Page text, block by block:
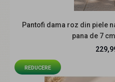
naturala, Made in
Sunt lucrati din piele
Pantofi dama roz din piele
pana de 7
REDUCERE